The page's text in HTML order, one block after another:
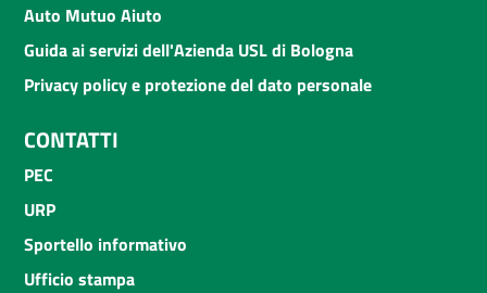
Auto Mutuo Aiuto
Guida ai servizi dell'Azienda USL di Bologna
Privacy policy e protezione del dato personale
CONTATTI
PEC
URP
Sportello informativo
Ufficio stampa